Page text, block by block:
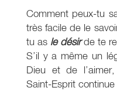
Comment peux-tu
très facile de le
tu as le désirde te
S’il y a même un
Dieu et de
Saint-Esprit